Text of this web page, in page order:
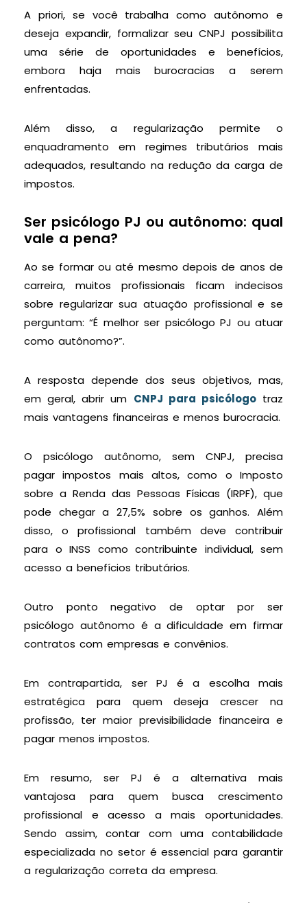
A priori, se você trabalha como autônomo e
deseja expandir, formalizar seu CNPJ possibilita
uma série de oportunidades e benefícios,
embora haja mais burocracias a serem
enfrentadas.
Além disso, a regularização permite o
enquadramento em regimes tributários mais
adequados, resultando na redução da carga de
impostos.
Ser psicólogo PJ ou autônomo: qual
vale a pena?
Ao se formar ou até mesmo depois de anos de
carreira, muitos profissionais ficam indecisos
sobre regularizar sua atuação profissional e se
perguntam: “É melhor ser psicólogo PJ ou atuar
como autônomo?”.
A resposta depende dos seus objetivos, mas,
em geral, abrir um CNPJ para psicólogotraz
mais vantagens financeiras e menos burocracia.
O psicólogo autônomo, sem CNPJ, precisa
pagar impostos mais altos, como o Imposto
sobre a Renda das Pessoas Físicas (IRPF), que
pode chegar a 27,5% sobre os ganhos. Além
disso, o profissional também deve contribuir
para o INSS como contribuinte individual, sem
acesso a benefícios tributários.
Outro ponto negativo de optar por ser
psicólogo autônomo é a dificuldade em firmar
contratos com empresas e convênios.
Em contrapartida, ser PJ é a escolha mais
estratégica para quem deseja crescer na
profissão, ter maior previsibilidade financeira e
pagar menos impostos.
Em resumo, ser PJ é a alternativa mais
vantajosa para quem busca crescimento
profissional e acesso a mais oportunidades.
Sendo assim, contar com uma contabilidade
especializada no setor é essencial para garantir
a regularização correta da empresa.